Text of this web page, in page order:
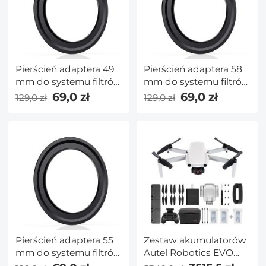
Pierścień adaptera 49
mm do systemu filtrów
kwadratowych 100
mm Pro — seria Nano
129,0 zł 69,0 zł
Pierścień adaptera 58
mm do systemu filtrów
kwadratowych 100
mm Pro — seria Nano
129,0 zł 69,0 zł
Pierścień adaptera 55
mm do systemu filtrów
Zestaw akumulatorów
Autel Robotics EVO